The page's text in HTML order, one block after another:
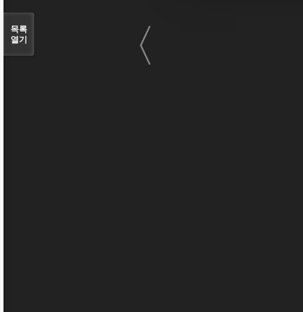
〈
목록
열기